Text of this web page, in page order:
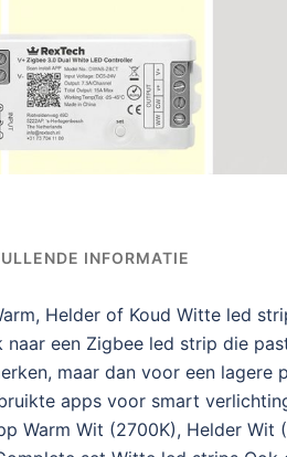
INFORMATIE
Helder of Koud Witte led
naar een Zigbee led strip die
maar dan voor een
apps voor smart
Warm Wit (2700K), Helder